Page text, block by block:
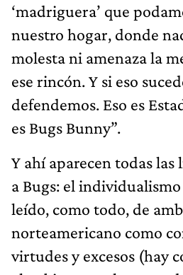
‘madriguera’ que
nuestro hogar, donde
molesta ni amenaza la
ese rincón. Y si eso
defendemos. Eso es
es Bugs Bunny”.
Y ahí aparecen todas las
a Bugs: el
leído, como todo, de
norteamericano como
virtudes y excesos (hay